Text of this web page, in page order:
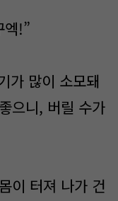
엑!”
가 많이 소모돼
으니, 버릴 수가
이 터져 나가 건